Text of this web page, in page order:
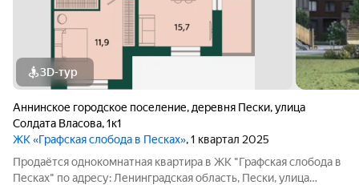
3D-тур
Аннинское городское поселение, деревня Пески,улица
Солдата Власова,1к1
ЖК «Графская слобода в Песках», 1 квартал 2025
Продаётся однокомнатная квартира в ЖК "Графская слобода в
Песках" по адресу: Ленинградская область, Пески, улица